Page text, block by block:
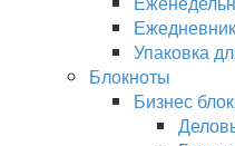
Упаковка
Блокноты
Бизнес